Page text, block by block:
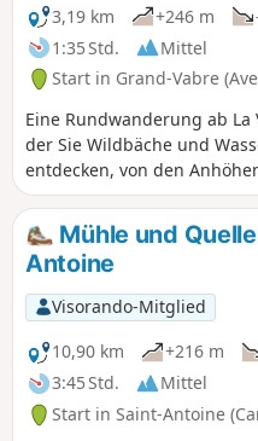
3,19 km
+246 m
1:35 Std.
Mittel
Start in Grand-Vabre
Eine Rundwanderung ab La
der Sie Wildbäche und
entdecken, von den
herrlichen Blick auf das Lot-
genießen und zum
erkunden können.
Mühle und
Antoine
Visorando-Mitglied
10,90 km
+216 m
3:45 Std.
Mittel
Start in Saint-Antoine